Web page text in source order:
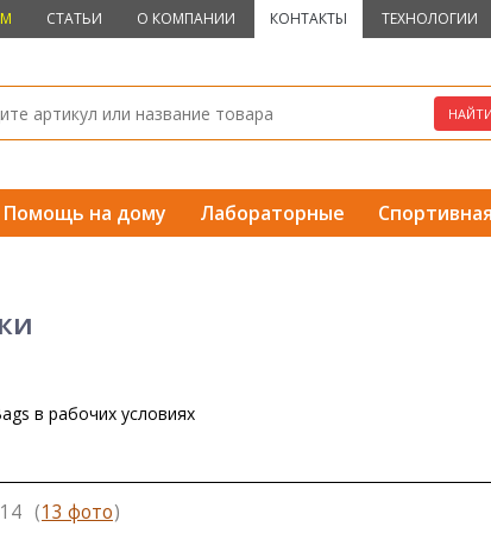
СТАТЬИ О КОМПАНИИ КОНТАКТЫ ТЕХНОЛОГИИ
Помощь на дому Лабораторные
в рабочих условиях
(13 фото)